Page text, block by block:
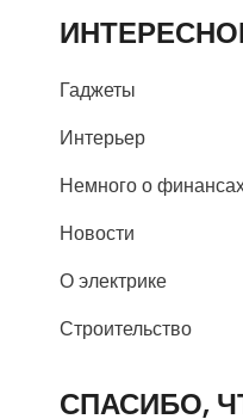
Гаджеты
Интерьер
Немного о
Новости
О электрике
Строительство
СПАСИБО,